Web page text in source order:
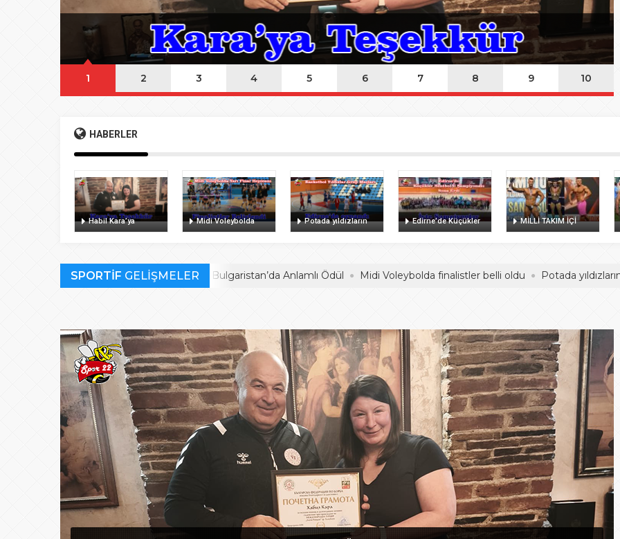
20:15 Büyük Usta Pele Mehmet’i kaybettik
20:08 Takımını kuran gelsin
1 2 3 4 5 6 7 8 9 10
HABERLER
Habil Kara’ya
Anlamlı Ödül
Midi Voleybolda Potada yıldızların Edirne’de Küçükler MİLLİ TAKIM İÇİ
SPORTİF GELİŞMELER
Habil Kara’ya Bulgaristan’da Anlamlı Ödül Midi Voleybolda finalistler belli oldu Potada yıldızların